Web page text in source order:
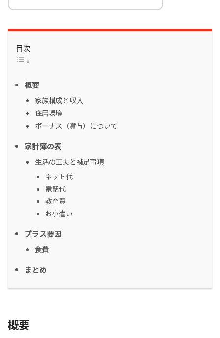
目次
概要
家族構成と収入
住居環境
ボーナス（賞与）について
家計簿の表
生活の工夫と補足事項
ネット代
電話代
教育費
お小遣い
プラス要因
食費
まとめ
概要